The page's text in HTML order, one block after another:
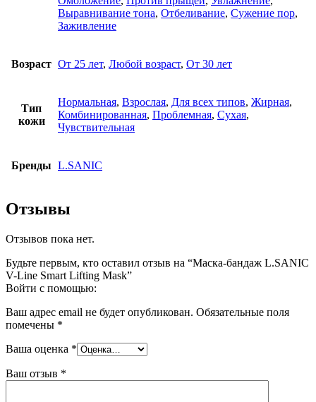
Выравнивание тона, Отбеливание, Сужение пор,
Заживление
Возраст От 25 лет, Любой возраст, От 30 лет
Тип
кожи
Нормальная, Взрослая, Для всех типов, Жирная,
Комбинированная, Проблемная, Сухая,
Чувствительная
Бренды L.SANIC
Отзывы
Отзывов пока нет.
Будьте первым, кто оставил отзыв на “Маска-бандаж L.SANIC
V-Line Smart Lifting Mask”
Войти с помощью:
Ваш адрес email не будет опубликован. Обязательные поля
помечены *
Ваша оценка *
Ваш отзыв *